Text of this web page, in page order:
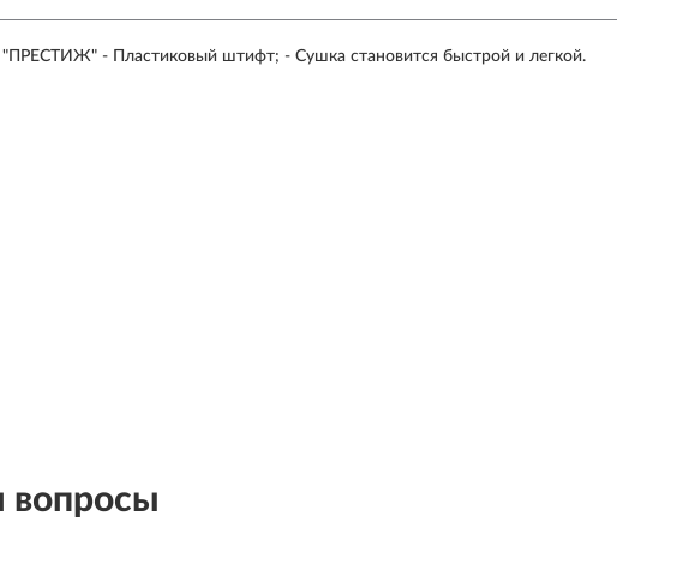
- Пластиковый штифт; - Сушка становится быстрой и легкой.
вопросы